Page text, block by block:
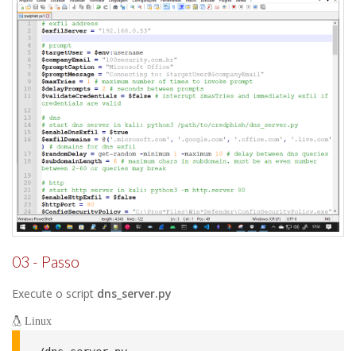
03 - Passo
Execute o script dns_server.py
Linux